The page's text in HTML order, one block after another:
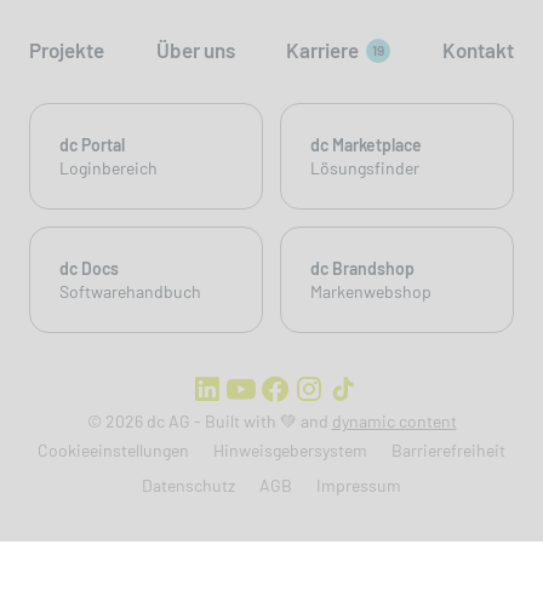
Projekte Über uns Karriere 19 Kontakt
dc Portal
Loginbereich
dc Marketplace
Lösungsfinder
dc Docs
Softwarehandbuch
dc Brandshop
Markenwebshop
© 2026 dc AG - Built with 💚 and dynamic content
Cookieeinstellungen
Hinweisgebersystem
Barrierefreiheit
Datenschutz
AGB Impressum